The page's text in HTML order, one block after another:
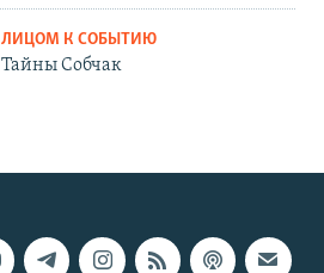
ЛИЦОМ К СОБЫТИЮ
Тайны Собчак